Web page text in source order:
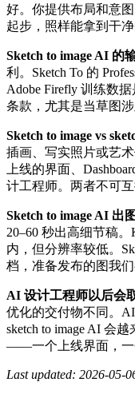
好。你提供布局和意
起步，照样能拿到干净
Sketch to image AI 的
利。Sketch To 的
Adobe Firefly 训练数
条款，尤其是当草图涉
Sketch to image vs
插画、写实照片或艺
上线的界面、
计工程师。两者不可
Sketch to image AI 出
20–60 秒出高细节稿
内，但分辨率较低。
档，准备发布的图我们
AI 设计工程师以后会
优化的交付物不同。
sketch to image AI 会
——一个上线界面，一
Last updated: 2026-05-